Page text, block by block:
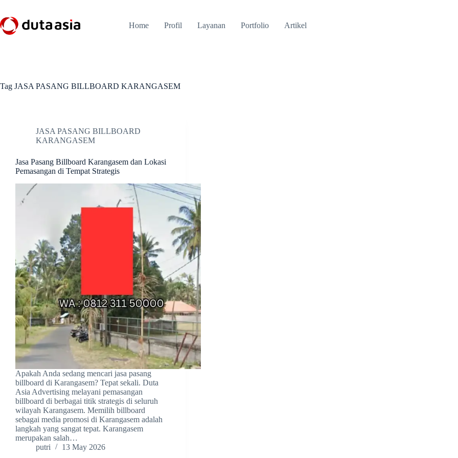
content
Home Profil Layanan Portfolio Artikel
Tag JASA PASANG BILLBOARD KARANGASEM
JASA PASANG BILLBOARD
KARANGASEM
Jasa Pasang Billboard Karangasem dan Lokasi
Pemasangan di Tempat Strategis
Apakah Anda sedang mencari jasa pasang
billboard di Karangasem? Tepat sekali. Duta
Asia Advertising melayani pemasangan
billboard di berbagai titik strategis di seluruh
wilayah Karangasem. Memilih billboard
sebagai media promosi di Karangasem adalah
langkah yang sangat tepat. Karangasem
merupakan salah…
putri
13 May 2026